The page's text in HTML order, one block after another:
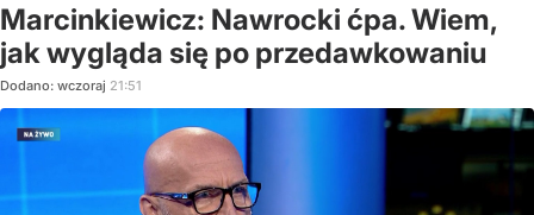
Marcinkiewicz: Nawrocki ćpa. Wiem,
jak wygląda się po przedawkowaniu
Dodano: wczoraj 21:51